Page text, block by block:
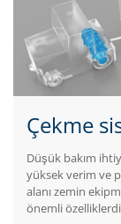
Çekme
Düşük bakım
yüksek verim ve
alanı zemin
önemli